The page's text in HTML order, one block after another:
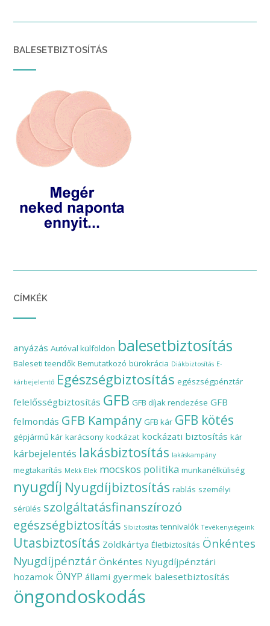
BALESETBIZTOSÍTÁS
CÍMKÉK
anyázás Autóval külföldön balesetbiztosítás
Baleseti teendők Bemutatkozó bürokrácia Diákbiztosítás E-
kárbejelentő Egészségbiztosítás egészségpénztár
felelősségbiztosítás GFB GFB díjak rendezése GFB
felmondás GFB Kampány GFB kár GFB kötés
gépjármű kár karácsony kockázat kockázati biztosítás kár
kárbejelentés lakásbiztosítás lakáskampány
megtakarítás Mekk Elek mocskos politika munkanélküliség
nyugdíj Nyugdíjbiztosítás rablás személyi
sérülés szolgáltatásfinanszírozó
egészségbiztosítás Síbiztosítás tennivalók Tevékenységeink
Utasbiztosítás Zöldkártya Életbiztosítás Önkéntes
Nyugdíjpénztár Önkéntes Nyugdíjpénztári
hozamok ÖNYP állami gyermek balesetbiztosítás
öngondoskodás